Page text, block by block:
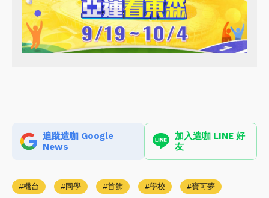
追蹤造咖 Google
News
加入造咖 LINE 好
友
機台 同學 首飾 學校 寶可夢